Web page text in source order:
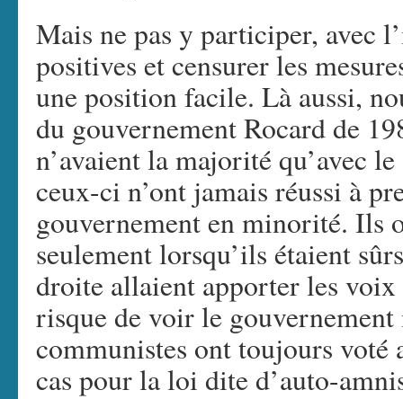
Mais ne pas y participer, avec
positives et censurer les
une position facile. Là aussi,
du gouvernement Rocard de
n’avaient la majorité qu’avec
ceux-ci n’ont jamais réussi à
gouvernement en minorité. Ils
seulement lorsqu’ils étaient
droite allaient apporter les
risque de voir le
communistes ont toujours
cas pour la loi dite d’auto-